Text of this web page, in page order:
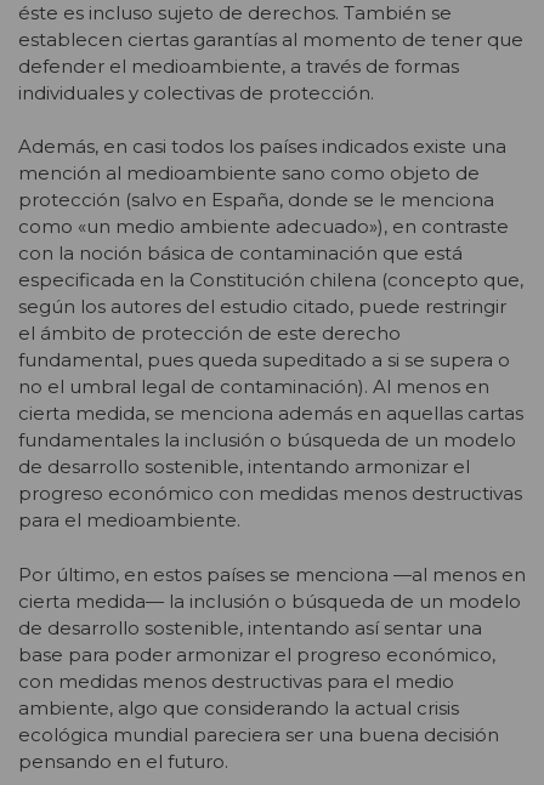
éste es incluso sujeto de derechos. También se
establecen ciertas garantías al momento de tener que
defender el medioambiente, a través de formas
individuales y colectivas de protección.
Además, en casi todos los países indicados existe una
mención al medioambiente sano como objeto de
protección (salvo en España, donde se le menciona
como «un medio ambiente adecuado»), en contraste
con la noción básica de contaminación que está
especificada en la Constitución chilena (concepto que,
según los autores del estudio citado, puede restringir
el ámbito de protección de este derecho
fundamental, pues queda supeditado a si se supera o
no el umbral legal de contaminación). Al menos en
cierta medida, se menciona además en aquellas cartas
fundamentales la inclusión o búsqueda de un modelo
de desarrollo sostenible, intentando armonizar el
progreso económico con medidas menos destructivas
para el medioambiente.
Por último, en estos países se menciona —al menos en
cierta medida— la inclusión o búsqueda de un modelo
de desarrollo sostenible, intentando así sentar una
base para poder armonizar el progreso económico,
con medidas menos destructivas para el medio
ambiente, algo que considerando la actual crisis
ecológica mundial pareciera ser una buena decisión
pensando en el futuro.